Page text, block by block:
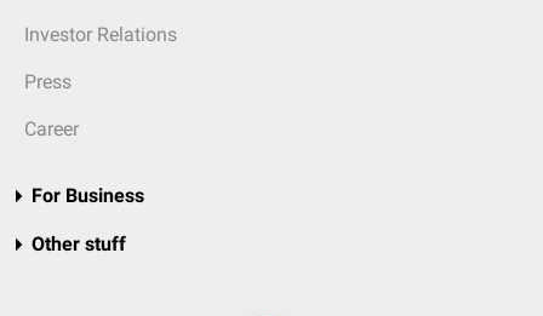
Investor Relations
Press
Career
For Business
Other stuff